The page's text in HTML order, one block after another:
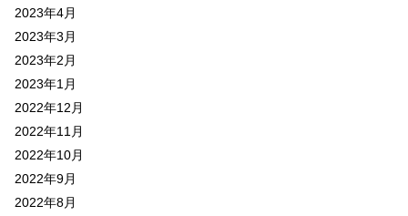
2023年4月
2023年3月
2023年2月
2023年1月
2022年12月
2022年11月
2022年10月
2022年9月
2022年8月